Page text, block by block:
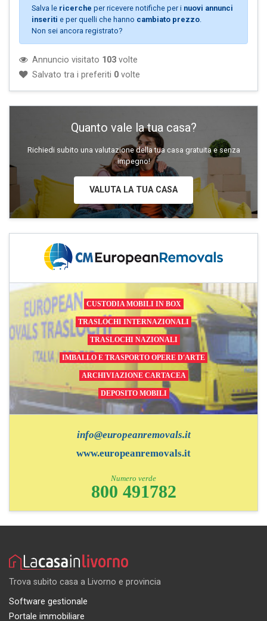
Salva le ricerche per ricevere notifiche per i nuovi annunci
inseriti e per quelli che hanno cambiato prezzo.
Non sei ancora registrato?
Annuncio visitato 103 volte
Salvato tra i preferiti 0 volte
Quanto vale la tua casa?
Richiedi subito una valutazione della tua casa gratuita e senza
impegno!
VALUTA LA TUA CASA
CUSTODIA MOBILI IN BOX
TRASLOCHI INTERNAZIONALI
TRASLOCHI NAZIONALI
IMBALLO E TRASPORTO OPERE D'ARTE
ARCHIVIAZIONE CARTACEA
DEPOSITO MOBILI
info@europeanremovals.it
www.europeanremovals.it
Numero verde
800 491782
Trova subito casa a Livorno e provincia
Software gestionale
Portale immobiliare